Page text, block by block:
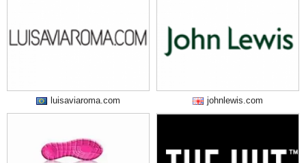
luisaviaroma.com johnlewis.com